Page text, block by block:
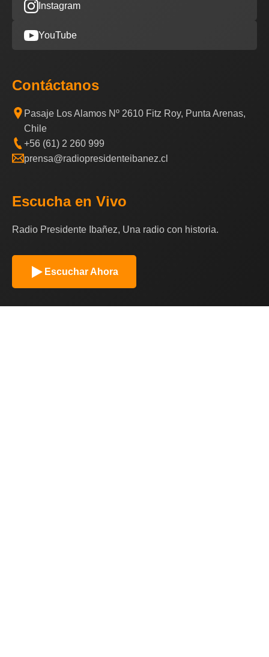
Instagram
YouTube
Contáctanos
Pasaje Los Alamos Nº 2610 Fitz Roy, Punta Arenas,
Chile
+56 (61) 2 260 999
prensa@radiopresidenteibanez.cl
Escucha en Vivo
Radio Presidente Ibañez, Una radio con historia.
Escuchar Ahora